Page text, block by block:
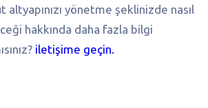
altyapınızı yönetme şeklinizde nasıl
hakkında daha fazla bilgi
iletişime geçin.